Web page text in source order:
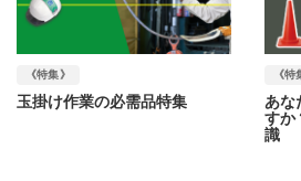
《特集》
玉掛け作業の必需品特集
《特
あな
すか
識